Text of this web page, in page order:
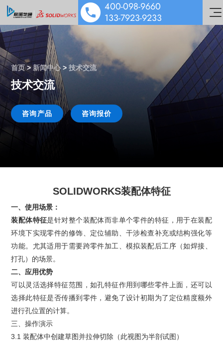
SOLIDWORKS 设计
多学科仿真
数据管理协作
工业设备解决方案
行业案例
公司介绍
就业机会
企业文化
400-098-9660
133-7923-9233
首页>新闻中心>技术交流
技术交流
咨询产品 咨询报价
SOLIDWORKS装配体特征
一、使用场景：
装配体特征是针对整个装配体而非单个零件的特征，用于在装配
环境下实现零件的修饰、定位辅助、干涉检查补充或结构强化等
功能。尤其适用于需要跨零件加工、模拟装配后工序（如焊接、
打孔）的场景。
二、应用优势
可以灵活选择特征范围，如孔特征作用到哪些零件上面，还可以
选择此特征是否传播到零件，避免了设计初期为了定位精度额外
进行孔位置的计算。
三、操作演示
3.1 装配体中创建草图并拉伸切除（此视图为半剖试图）